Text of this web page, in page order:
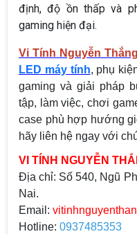
định, độ ồn thấp và
gaming hiện đại.
Vi Tính Nguyễn Thắng
LED máy tính, phụ
gaming và giải pháp
tập, làm việc, chơi
case phù hợp hướng
hãy liên hệ ngay với
VI TÍNH NGUYỄN
Địa chỉ: Số 540, Ngũ
Nai.
Email:
Hotline: 0937485353